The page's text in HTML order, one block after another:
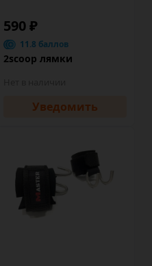
590 ₽
11.8 баллов
2scoop лямки
Уведомить